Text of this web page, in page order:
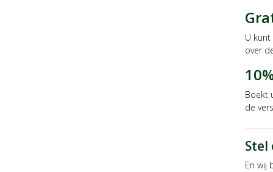
U kunt
over
Boekt
de
Stel
En wij